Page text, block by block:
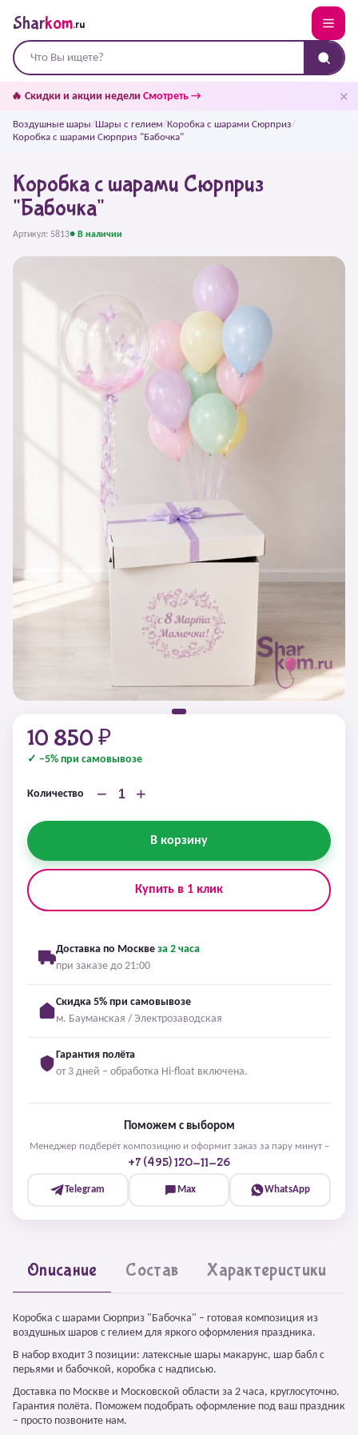
Sharkom.ru
🔥 Скидки и акции недели Смотреть → ✕
Воздушные шары/Шары с гелием/Коробка с шарами Сюрприз/
Коробка с шарами Сюрприз "Бабочка"
Коробка с шарами Сюрприз
"Бабочка"
Артикул: 5813● В наличии
10 850 ₽
✓ −5% при самовывозе
Количество − +
В корзину
Купить в 1 клик
Доставка по Москве за 2 часа
при заказе до 21:00
Скидка 5% при самовывозе
м. Бауманская / Электрозаводская
Гарантия полёта
от 3 дней – обработка Hi-float включена.
Поможем с выбором
Менеджер подберёт композицию и оформит заказ за пару минут –
+7 (495) 120-11-26
Telegram Max WhatsApp
Описание Состав Характеристики
Коробка с шарами Сюрприз "Бабочка" – готовая композиция из
воздушных шаров с гелием для яркого оформления праздника.
В набор входит 3 позиции: латексные шары макарунс, шар бабл с
перьями и бабочкой, коробка с надписью.
Доставка по Москве и Московской области за 2 часа, круглосуточно.
Гарантия полёта. Поможем подобрать оформление под ваш праздник
– просто позвоните нам.